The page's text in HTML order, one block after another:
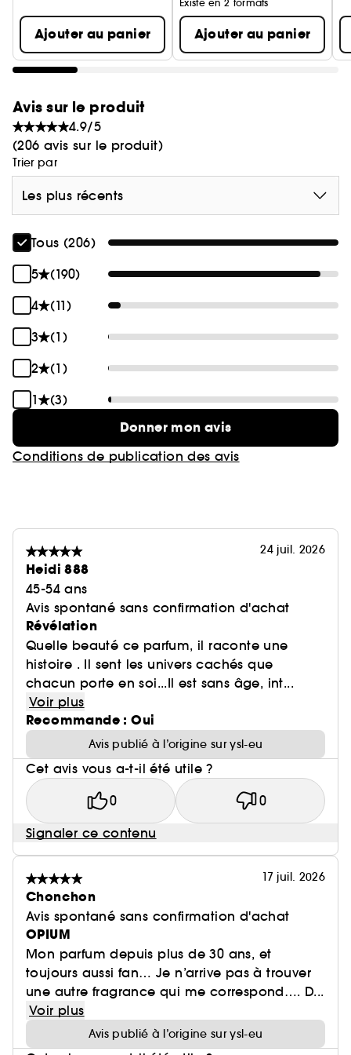
Ajouter au panier
Existe en 2 formats
Ajouter au panier
Avis sur le produit
4.9/5
(206 avis sur le produit)
Trier par
Les plus récents
Tous (206)
5
(190)
4
(11)
3
(1)
2
(1)
1
(3)
Donner mon avis
Conditions de publication des avis
24 juil. 2026
Heidi 888
45-54 ans
Avis spontané sans confirmation d'achat
Révélation
Quelle beauté ce parfum, il raconte une
histoire . Il sent les univers cachés que
chacun porte en soi...Il est sans âge, int...
Voir plus
Recommande : Oui
Avis publié à l’origine sur ysl-eu
Cet avis vous a-t-il été utile ?
0 0
Signaler ce contenu
17 juil. 2026
Chonchon
Avis spontané sans confirmation d'achat
OPIUM
Mon parfum depuis plus de 30 ans, et
toujours aussi fan… Je n’arrive pas à trouver
une autre fragrance qui me correspond…. D...
Voir plus
Avis publié à l’origine sur ysl-eu